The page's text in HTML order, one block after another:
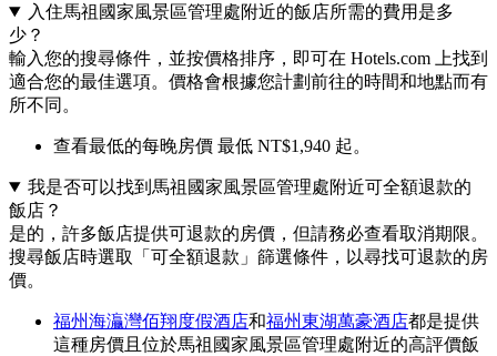
入住馬祖國家風景區管理處附近的飯店所需的費用是多
少？
輸入您的搜尋條件，並按價格排序，即可在 Hotels.com 上找到
適合您的最佳選項。價格會根據您計劃前往的時間和地點而有
所不同。
查看最低的每晚房價 最低 NT$1,940 起。
我是否可以找到馬祖國家風景區管理處附近可全額退款的
飯店？
是的，許多飯店提供可退款的房價，但請務必查看取消期限。
搜尋飯店時選取「可全額退款」篩選條件，以尋找可退款的房
價。
福州海灜灣佰翔度假酒店和福州東湖萬豪酒店都是提供
這種房價且位於馬祖國家風景區管理處附近的高評價飯